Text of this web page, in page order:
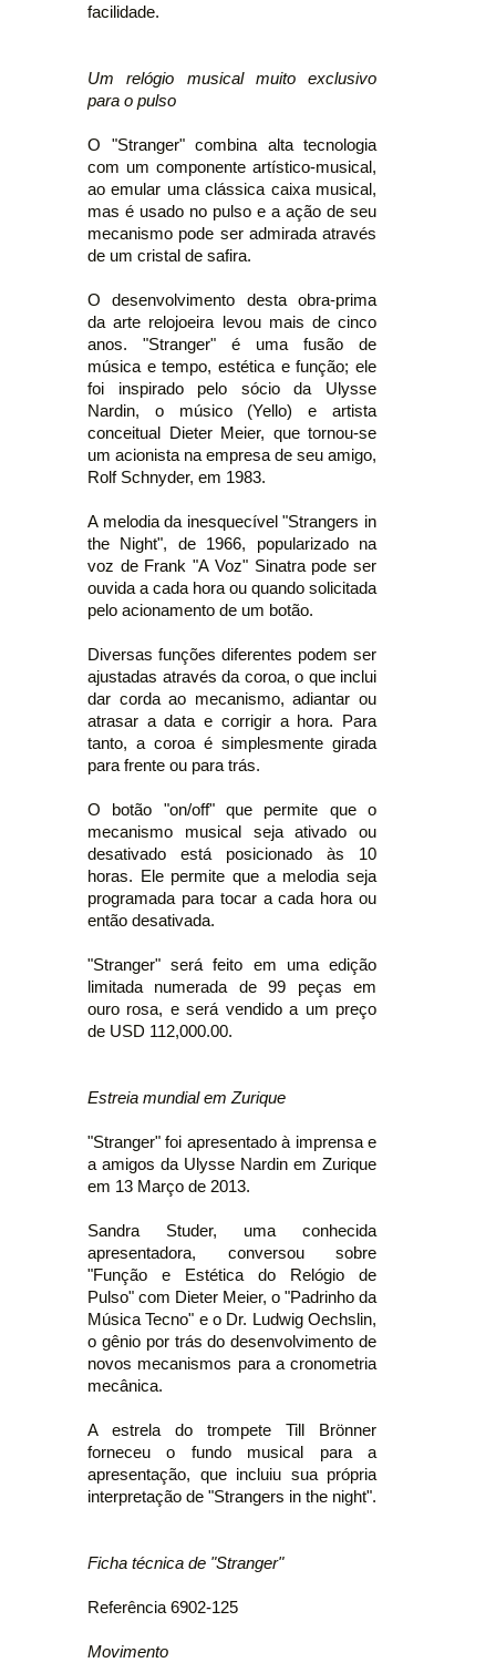
facilidade.
Um relógio musical muito exclusivo
para o pulso
O "Stranger" combina alta tecnologia
com um componente artístico-musical,
ao emular uma clássica caixa musical,
mas é usado no pulso e a ação de seu
mecanismo pode ser admirada através
de um cristal de safira.
O desenvolvimento desta obra-prima
da arte relojoeira levou mais de cinco
anos. "Stranger" é uma fusão de
música e tempo, estética e função; ele
foi inspirado pelo sócio da Ulysse
Nardin, o músico (Yello) e artista
conceitual Dieter Meier, que tornou-se
um acionista na empresa de seu amigo,
Rolf Schnyder, em 1983.
A melodia da inesquecível "Strangers in
the Night", de 1966, popularizado na
voz de Frank "A Voz" Sinatra pode ser
ouvida a cada hora ou quando solicitada
pelo acionamento de um botão.
Diversas funções diferentes podem ser
ajustadas através da coroa, o que inclui
dar corda ao mecanismo, adiantar ou
atrasar a data e corrigir a hora. Para
tanto, a coroa é simplesmente girada
para frente ou para trás.
O botão "on/off" que permite que o
mecanismo musical seja ativado ou
desativado está posicionado às 10
horas. Ele permite que a melodia seja
programada para tocar a cada hora ou
então desativada.
"Stranger" será feito em uma edição
limitada numerada de 99 peças em
ouro rosa, e será vendido a um preço
de USD 112,000.00.
Estreia mundial em Zurique
"Stranger" foi apresentado à imprensa e
a amigos da Ulysse Nardin em Zurique
em 13 Março de 2013.
Sandra Studer, uma conhecida
apresentadora, conversou sobre
"Função e Estética do Relógio de
Pulso" com Dieter Meier, o "Padrinho da
Música Tecno" e o Dr. Ludwig Oechslin,
o gênio por trás do desenvolvimento de
novos mecanismos para a cronometria
mecânica.
A estrela do trompete Till Brönner
forneceu o fundo musical para a
apresentação, que incluiu sua própria
interpretação de "Strangers in the night".
Ficha técnica de "Stranger"
Referência 6902-125
Movimento